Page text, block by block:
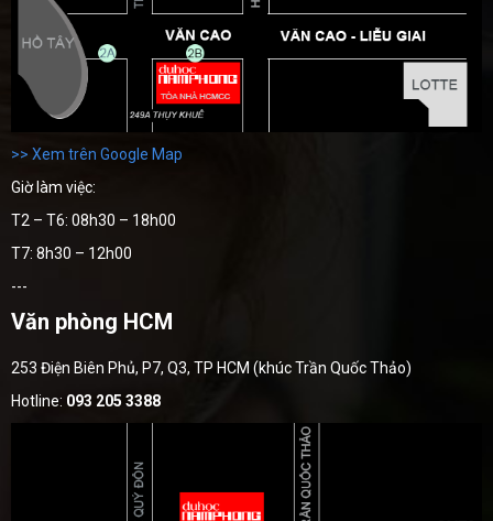
>> Xem trên Google Map
Giờ làm việc:
T2 – T6: 08h30 – 18h00
T7: 8h30 – 12h00
---
Văn phòng HCM
253 Điện Biên Phủ, P7, Q3, TP HCM (khúc Trần Quốc Thảo)
Hotline: 093 205 3388